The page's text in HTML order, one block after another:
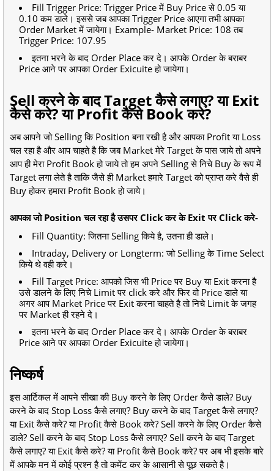
Fill Trigger Price: Trigger Price में Buy Price से 0.05 या
0.10 कम डाले। इससे जब आपका Trigger Price आएगा तभी आपका
Order Market में जायेगा। Example- Market Price: 108 तब
Trigger Price: 107.95
इतना भरने के बाद Order Place कर दे। आपके Order के बराबर
Price आने पर आपका Order Exicuite हो जायेगा।
Sell करने के बाद Target कैसे लगाए? या Exit
कैसे करे? या Profit कैसे Book करे?
अब आपने जो Selling कि Position बना रखी है और आपका Profit या Loss
चल रहा है और आप चाहते है कि जब Market मेरे Target के पास जाये तो अपने
आप ही मेरा Profit Book हो जाये तो हम अपने Selling से निचे Buy के रूप में
Target लगा लेते है ताकि जैसे ही Market हमारे Target को प्राप्त करे वैसे ही
Buy होकर हमारा Profit Book हो जाये।
आपका जो Position चल रहा है उसपर Click कर के Exit पर Click करे-
Fill Quantity: जितना Selling किये है, उतना ही डाले।
Intraday, Delivery or Longterm: जो Selling के Time Select
किये थे वही करे।
Fill Target Price: आपको जिस भी Price पर Buy या Exit करना है
उसे डालने के लिए निचे Limit पर click करे और फिर वो Price डाले या
अगर आप Market Price पर Exit करना चाहते है तो निचे Limit के जगह
पर Market ही रहने दे।
इतना भरने के बाद Order Place कर दे। आपके Order के बराबर
Price आने पर आपका Order Exicuite हो जायेगा।
निष्कर्ष
इस आर्टिकल में आपने सीखा की Buy करने के लिए Order कैसे डाले? Buy
करने के बाद Stop Loss कैसे लगाए? Buy करने के बाद Target कैसे लगाए?
या Exit कैसे करे? या Profit कैसे Book करे? Sell करने के लिए Order कैसे
डाले? Sell करने के बाद Stop Loss कैसे लगाए? Sell करने के बाद Target
कैसे लगाए? या Exit कैसे करे? या Profit कैसे Book करे? पर अब भी इसके बारे
में आपके मन में कोई प्रश्न है तो कमेंट कर के आसानी से पूछ सकते है।